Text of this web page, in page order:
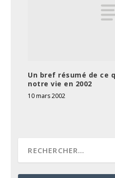
Un bref résumé de ce
notre vie en 2002
10 mars 2002